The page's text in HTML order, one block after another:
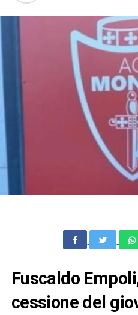
Fuscaldo
cessione del